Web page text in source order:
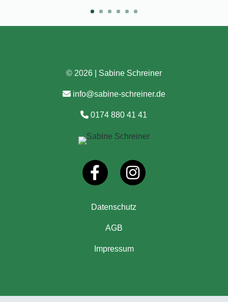
© 2026 | Sabine Schreiner
info@sabine-schreiner.de
0174 880 41 41
Datenschutz
AGB
Impressum